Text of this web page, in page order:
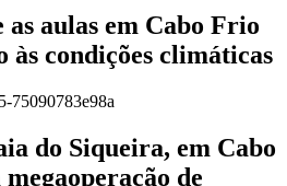
as aulas em Cabo Frio
às condições climáticas
do Siqueira, em Cabo
de